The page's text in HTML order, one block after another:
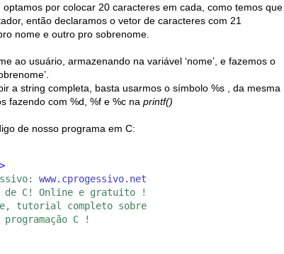
por colocar 20 caracteres em cada, como temos que
então declaramos o vetor de caracteres com 21
nome e outro pro sobrenome.
ao usuário, armazenando na variável ‘nome’, e fazemos o
a string completa, basta usarmos o símbolo %s , da mesma
fazendo com %d, %f e %c na printf()
de nosso programa em C:
>
www.cprogessivo.net
de C! Online e gratuito !
tutorial completo sobre
C !